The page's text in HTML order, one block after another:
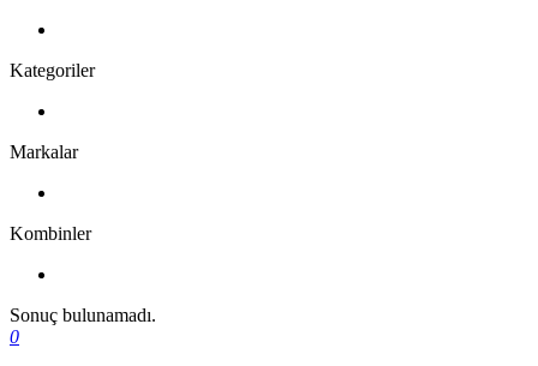
Kategoriler
Markalar
Kombinler
Sonuç bulunamadı.
0